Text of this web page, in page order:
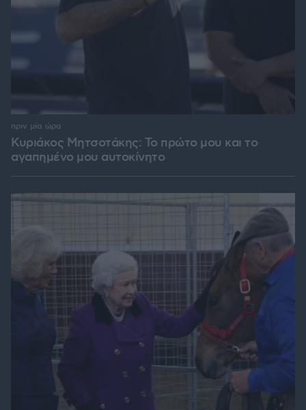
Κυριάκος Μητσοτάκης: Το πρώτο μου και το
αγαπημένο μου αυτοκίνητο
πριν μία ώρα